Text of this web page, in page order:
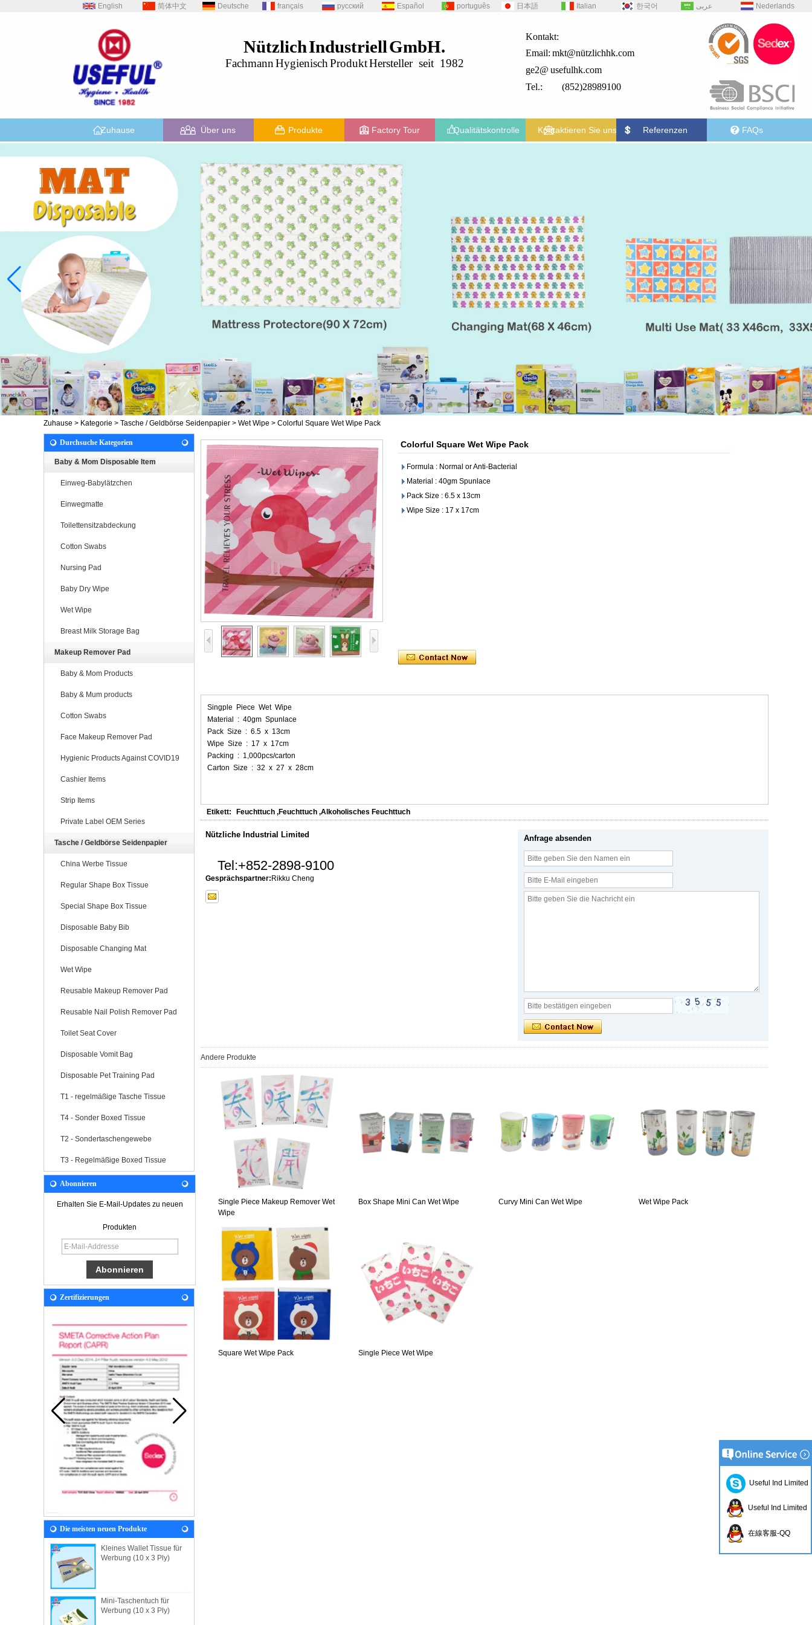
English 简体中文 Deutsche français русский Español português 日本語 Italian 한국어 عربى Nederlands
NützlichIndustriellGmbH.
FachmannHygienischProduktHersteller seit 1982
Kontakt:
Email: mkt@nützlichhk.com
ge2@ usefulhk.com
Tel.: (852)28989100
Zuhause Über uns Produkte Factory Tour Qualitätskontrolle Kontaktieren Sie uns Referenzen FAQs
Zuhause > Kategorie > Tasche / Geldbörse Seidenpapier > Wet Wipe > Colorful Square Wet Wipe Pack
Durchsuche Kategorien
Baby & Mom Disposable Item
Einweg-Babylätzchen
Einwegmatte
Toilettensitzabdeckung
Cotton Swabs
Nursing Pad
Baby Dry Wipe
Wet Wipe
Breast Milk Storage Bag
Makeup Remover Pad
Baby & Mom Products
Baby & Mum products
Cotton Swabs
Face Makeup Remover Pad
Hygienic Products Against COVID19
Cashier Items
Strip Items
Private Label OEM Series
Tasche / Geldbörse Seidenpapier
China Werbe Tissue
Regular Shape Box Tissue
Special Shape Box Tissue
Disposable Baby Bib
Disposable Changing Mat
Wet Wipe
Reusable Makeup Remover Pad
Reusable Nail Polish Remover Pad
Toilet Seat Cover
Disposable Vomit Bag
Disposable Pet Training Pad
T1 - regelmäßige Tasche Tissue
T4 - Sonder Boxed Tissue
T2 - Sondertaschengewebe
T3 - Regelmäßige Boxed Tissue
Abonnieren
Erhalten Sie E-Mail-Updates zu neuen
Produkten
Zertifizierungen
Die meisten neuen Produkte
Kleines Wallet Tissue für
Werbung (10 x 3 Ply)
Mini-Taschentuch für
Werbung (10 x 3 Ply)
Colorful Square Wet Wipe Pack
Formula : Normal or Anti-Bacterial
Material : 40gm Spunlace
Pack Size : 6.5 x 13cm
Wipe Size : 17 x 17cm
Singple Piece Wet Wipe
Material : 40gm Spunlace
Pack Size : 6.5 x 13cm
Wipe Size : 17 x 17cm
Packing : 1,000pcs/carton
Carton Size : 32 x 27 x 28cm
Etikett: Feuchttuch ,Feuchttuch ,Alkoholisches Feuchttuch
Nützliche Industrial Limited
Tel:+852-2898-9100
Gesprächspartner:Rikku Cheng
Anfrage absenden
Andere Produkte
Single Piece Makeup Remover Wet
Wipe
Box Shape Mini Can Wet Wipe Curvy Mini Can Wet Wipe Wet Wipe Pack
Square Wet Wipe Pack Single Piece Wet Wipe
Useful Ind Limited
Useful Ind Limited
在線客服-QQ